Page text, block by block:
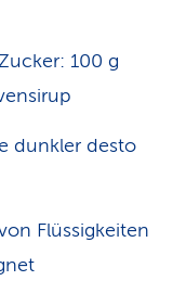
100 g
dunkler desto
Flüssigkeiten